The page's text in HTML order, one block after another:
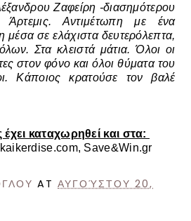
Ζαφείρη -διασημότερου
Άρτεμις. Αντιμέτωπη με ένα
σε ελάχιστα δευτερόλεπτα,
Στα κλειστά μάτια. Όλοι οι
στον φόνο και όλοι θύματα του
Κάποιος κρατούσε τον βαλέ
καταχωρηθεί και στα:
Save&Win.gr
ATΑΥΓΟΎΣΤΟΥ 20,